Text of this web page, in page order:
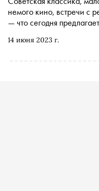
14 июня 2023 г.
немого кино, встречи с
— что сегодня